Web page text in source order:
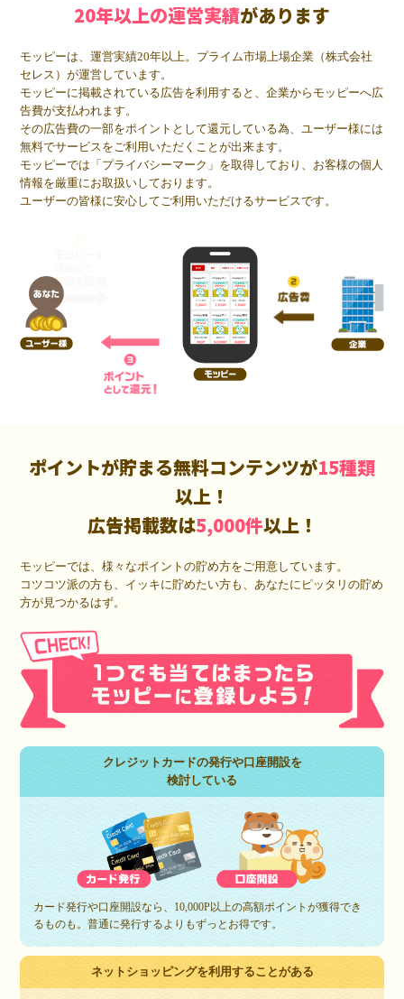
20年以上の運営実績があります
モッピーは、運営実績20年以上。プライム市場上場企業（株式会社
セレス）が運営しています。
モッピーに掲載されている広告を利用すると、企業からモッピーへ広
告費が支払われます。
その広告費の一部をポイントとして還元している為、ユーザー様には
無料でサービスをご利用いただくことが出来ます。
モッピーでは「プライバシーマーク」を取得しており、お客様の個人
情報を厳重にお取扱いしております。
ユーザーの皆様に安心してご利用いただけるサービスです。
ポイントが貯まる無料コンテンツが15種類
以上！
広告掲載数は5,000件以上！
モッピーでは、様々なポイントの貯め方をご用意しています。
コツコツ派の方も、イッキに貯めたい方も、あなたにピッタリの貯め
方が見つかるはず。
クレジットカードの発行や口座開設を
検討している
カード発行や口座開設なら、10,000P以上の高額ポイントが獲得でき
るものも。普通に発行するよりもずっとお得です。
ネットショッピングを利用することがある